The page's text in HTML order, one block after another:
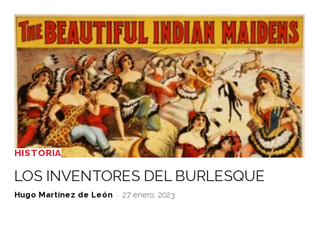
Hoy
HISTORIA
LOS INVENTORES DEL BURLESQUE
Hugo Martínez de León - 27 enero, 2023